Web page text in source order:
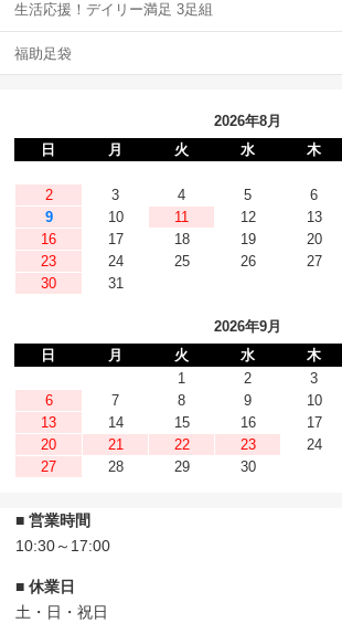
生活応援！デイリー満足 3足組
福助足袋
2026年8月
日
月 火 水 木
2
3 4 5 6
9
10 11 12 13
16
17 18 19 20
23
24 25 26 27
30
31
2026年9月
日
月 火 水 木
1
2 3
6
7 8 9 10
13
14 15 16 17
20
21 22 23 24
27
28 29 30
■ 営業時間
10:30～17:00
■ 休業日
土・日・祝日